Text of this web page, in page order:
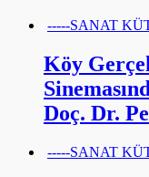
-----SANAT
Köy
Doç. Dr.
-----SANAT